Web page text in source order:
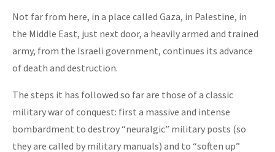
Not far from here, in a place called Gaza, in Palestine, in
the Middle East, just next door, a heavily armed and trained
army, from the Israeli government, continues its advance
of death and destruction.
The steps it has followed so far are those of a classic
military war of conquest: first a massive and intense
bombardment to destroy “neuralgic” military posts (so
they are called by military manuals) and to “soften up”